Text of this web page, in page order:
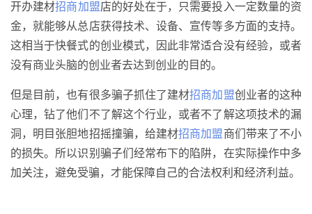
开办建材招商加盟店的好处在于，只需要投入一定数量的资
金，就能够从总店获得技术、设备、宣传等多方面的支持。
这相当于快餐式的创业模式，因此非常适合没有经验，或者
没有商业头脑的创业者去达到创业的目的。
但是目前，也有很多骗子抓住了建材招商加盟创业者的这种
心理，钻了他们不了解这个行业，或者不了解这项技术的漏
洞，明目张胆地招摇撞骗，给建材招商加盟商们带来了不小
的损失。所以识别骗子们经常布下的陷阱，在实际操作中多
加关注，避免受骗，才能保障自己的合法权利和经济利益。